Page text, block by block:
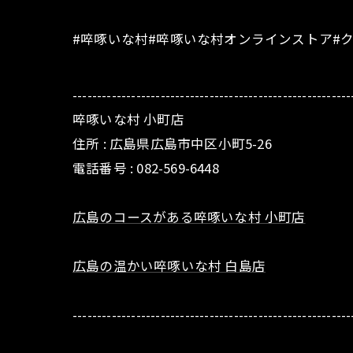
#啐啄いな村#啐啄いな村オンラインストア#
啐啄いな村 小町店
住所 : 広島県広島市中区小町5-26
電話番号 : 082-569-6448
広島のコースがある啐啄いな村 小町店
広島の温かい啐啄いな村 白島店